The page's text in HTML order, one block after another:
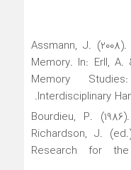
Assmann, J.
Memory. In: Erll, A.
Memory
Interdisciplinary
Bourdieu, P.
Richardson, J.
Research for